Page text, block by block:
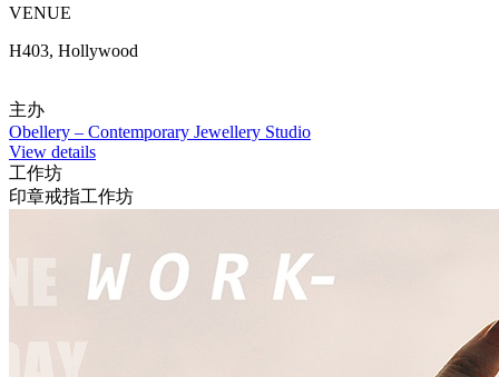
VENUE
H403, Hollywood
主办
Obellery – Contemporary Jewellery Studio
View details
工作坊
印章戒指工作坊